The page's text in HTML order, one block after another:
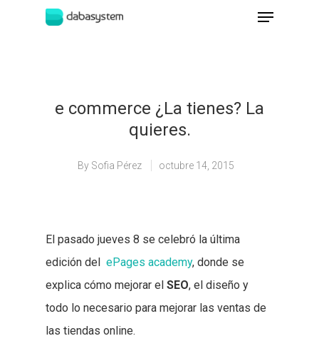
e commerce ¿La tienes? La
quieres.
By Sofia Pérez octubre 14, 2015
El pasado jueves 8 se celebró la última
edición del ePages academy, donde se
explica cómo mejorar el SEO, el diseño y
todo lo necesario para mejorar las ventas de
las tiendas online.